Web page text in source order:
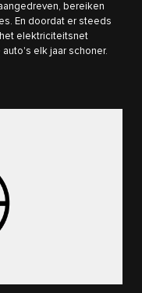
bereiken
En doordat er steeds
elektriciteitsnet
elk jaar schoner.